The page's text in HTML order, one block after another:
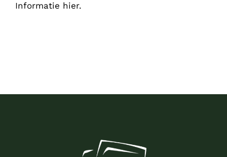
Informatie hier.